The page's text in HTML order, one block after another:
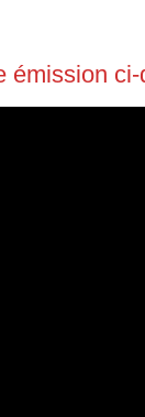
émission ci-